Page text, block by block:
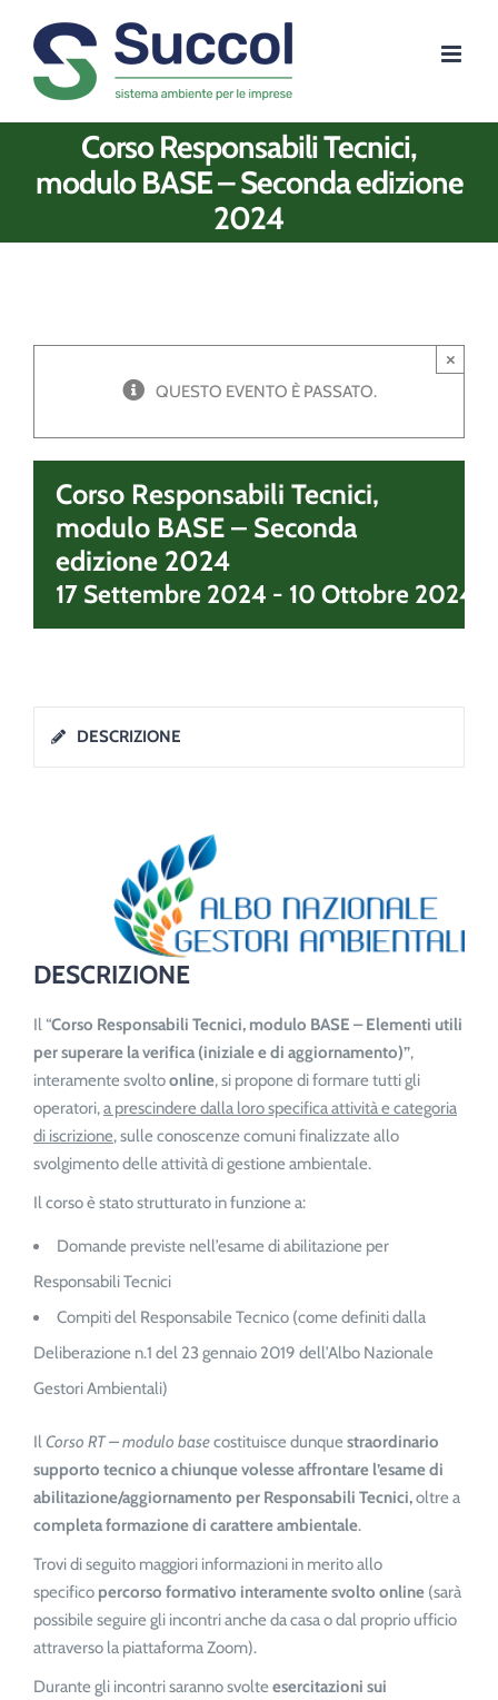
contenuto
Corso Responsabili Tecnici,
modulo BASE – Seconda edizione
2024
QUESTO EVENTO È PASSATO.
×
Corso Responsabili Tecnici,
modulo BASE – Seconda
edizione 2024
17 Settembre 2024 - 10 Ottobre 2024
DESCRIZIONE
DESCRIZIONE
Il “Corso Responsabili Tecnici, modulo BASE – Elementi utili
per superare la verifica (iniziale e di aggiornamento)”,
interamente svoltoonline, si propone di formare tutti gli
operatori,a prescindere dalla loro specifica attività e categoria
di iscrizione, sulle conoscenze comuni finalizzate allo
svolgimento delle attività di gestione ambientale.
Il corso è stato strutturato in funzione a:
Domande previste nell’esame di abilitazione per
Responsabili Tecnici
Compiti del Responsabile Tecnico (come definiti dalla
Deliberazione n.1 del 23 gennaio 2019 dell’Albo Nazionale
Gestori Ambientali)
IlCorso RT – modulo basecostituisce dunquestraordinario
supporto tecnico a chiunque volesse affrontare l’esame di
abilitazione/aggiornamento per Responsabili Tecnici,oltre a
completa formazione di carattere ambientale.
Trovi di seguito maggiori informazioni in merito allo
specifico percorso formativo interamente svolto online (sarà
possibile seguire gli incontri anche da casa o dal proprio ufficio
attraverso la piattaforma Zoom).
Durante gli incontri saranno svolteesercitazioni sui